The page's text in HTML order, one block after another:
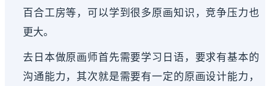
百合工房等，可以学到很多原画知识，竞争压力也
更大。
去日本做原画师首先需要学习日语，要求有基本的
沟通能力，其次就是需要有一定的原画设计能力，